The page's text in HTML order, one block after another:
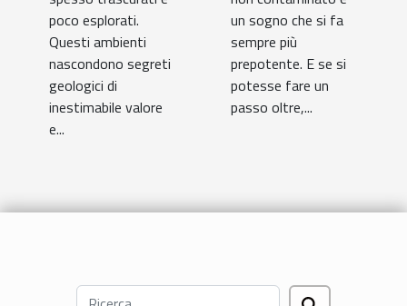
poco esplorati.
Questi ambienti
nascondono segreti
geologici di
inestimabile valore
e...
un sogno che si fa
sempre più
prepotente. E se si
potesse fare un
passo oltre,...